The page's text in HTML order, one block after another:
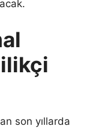
son yıllarda